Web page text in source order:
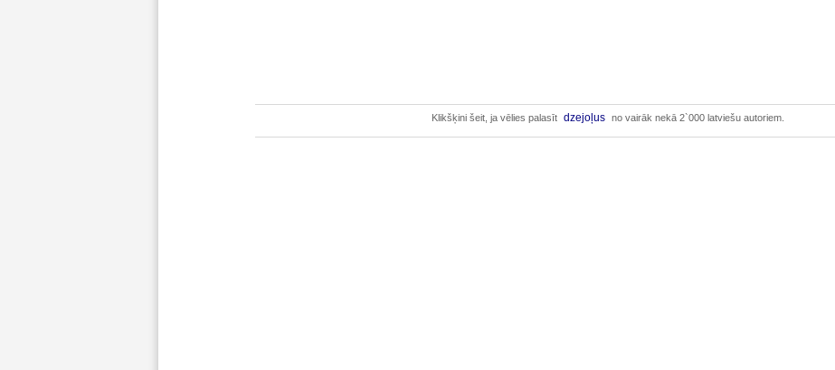
Klikšķini šeit, ja vēlies palasīt dzejoļus no vairāk nekā 2`000 latviešu autoriem.